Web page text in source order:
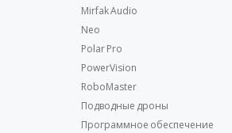
Mirfak Audio
Neo
Polar Pro
PowerVision
RoboMaster
Подводные дроны
Программное обеспечение